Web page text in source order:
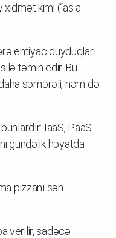
kimi (“as a
ehtiyac duyduqları
təmin edir. Bu
səmərəli, həm də
IaaS, PaaS
gündəlik həyatda
pizzanı sən
verilir, sadəcə